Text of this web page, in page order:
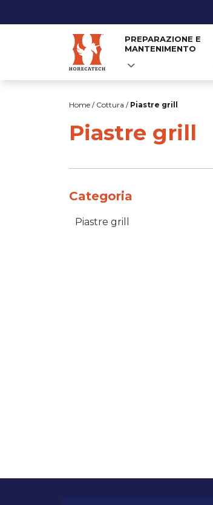
PREPARAZIONE E
MANTENIMENTO
Home / Cottura / Piastre grill
Piastre grill
Categoria
Piastre grill